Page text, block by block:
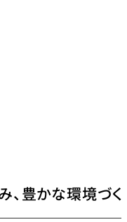
、豊かな環境づ